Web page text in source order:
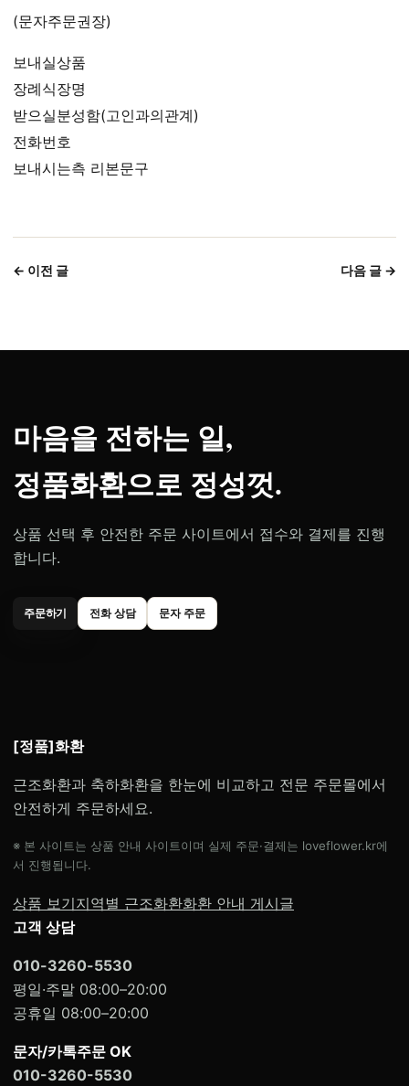
(문자주문권장)
보내실상품
장례식장명
받으실분성함(고인과의관계)
전화번호
보내시는측 리본문구
← 이전 글 다음 글 →
마음을 전하는 일,
정품화환으로 정성껏.
상품 선택 후 안전한 주문 사이트에서 접수와 결제를 진행
합니다.
주문하기 전화 상담 문자 주문
[정품]화환
근조화환과 축하화환을 한눈에 비교하고 전문 주문몰에서
안전하게 주문하세요.
※ 본 사이트는 상품 안내 사이트이며 실제 주문·결제는 loveflower.kr에
서 진행됩니다.
상품 보기지역별 근조화환화환 안내 게시글
고객 상담
010-3260-5530
평일·주말 08:00–20:00
공휴일 08:00–20:00
문자/카톡주문 OK
010-3260-5530